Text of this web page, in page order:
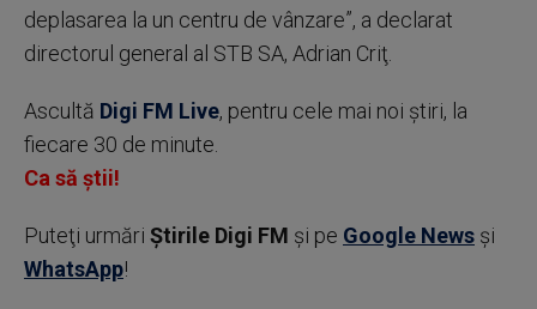
deplasarea la un centru de vânzare”, a declarat
directorul general al STB SA, Adrian Criţ.
Ascultă Digi FM Live, pentru cele mai noi știri, la
fiecare 30 de minute.
Ca să știi!
Puteţi urmări Știrile Digi FM şi pe Google News şi
WhatsApp!